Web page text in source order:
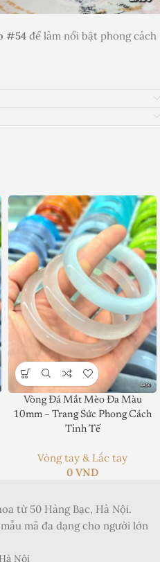
#54 để làm nổi bật phong cách
Vòng Đá Mắt Mèo Đa Màu
10mm – Trang Sức Phong Cách
Tinh Tế
Vòng tay & Lắc tay
0 VND
từ 50 Hàng Bạc, Hà Nội.
mã đa dạng cho người lớn
Nội